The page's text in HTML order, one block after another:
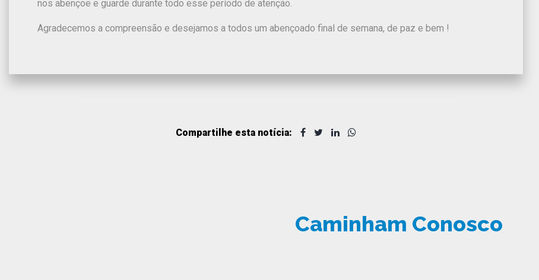
nos abençoe e guarde durante todo esse período de atenção.
Agradecemos a compreensão e desejamos a todos um abençoado final de semana, de paz e bem !
Compartilhe esta notícia:
Caminham Conosco